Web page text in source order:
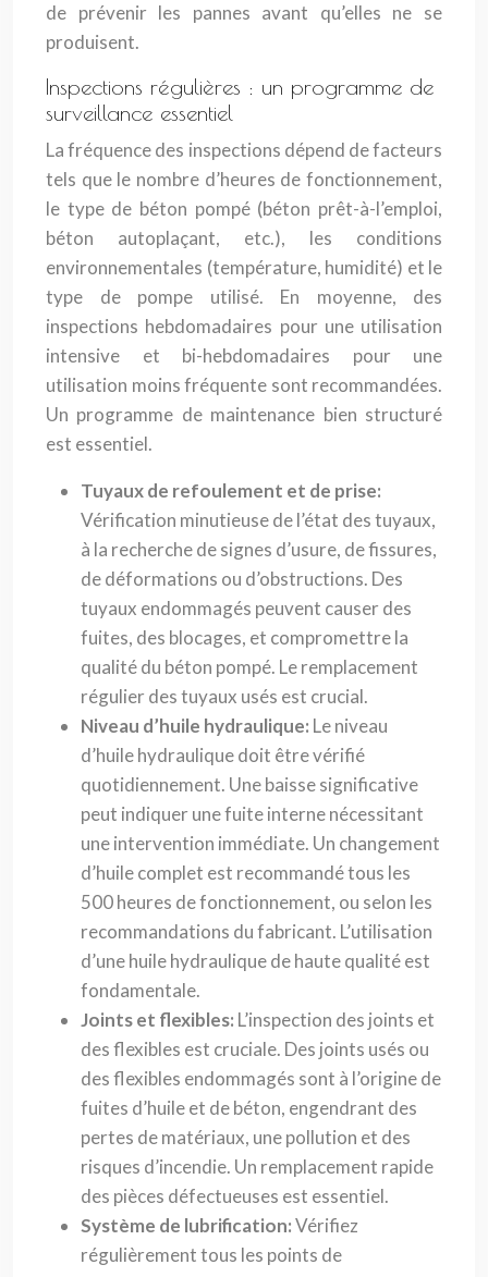
de prévenir les pannes avant qu’elles ne se
produisent.
Inspections régulières : un programme de
surveillance essentiel
La fréquence des inspections dépend de facteurs
tels que le nombre d’heures de fonctionnement,
le type de béton pompé (béton prêt-à-l’emploi,
béton autoplaçant, etc.), les conditions
environnementales (température, humidité) et le
type de pompe utilisé. En moyenne, des
inspections hebdomadaires pour une utilisation
intensive et bi-hebdomadaires pour une
utilisation moins fréquente sont recommandées.
Un programme de maintenance bien structuré
est essentiel.
Tuyaux de refoulement et de prise:
Vérification minutieuse de l’état des tuyaux,
à la recherche de signes d’usure, de fissures,
de déformations ou d’obstructions. Des
tuyaux endommagés peuvent causer des
fuites, des blocages, et compromettre la
qualité du béton pompé. Le remplacement
régulier des tuyaux usés est crucial.
Niveau d’huile hydraulique: Le niveau
d’huile hydraulique doit être vérifié
quotidiennement. Une baisse significative
peut indiquer une fuite interne nécessitant
une intervention immédiate. Un changement
d’huile complet est recommandé tous les
500 heures de fonctionnement, ou selon les
recommandations du fabricant. L’utilisation
d’une huile hydraulique de haute qualité est
fondamentale.
Joints et flexibles: L’inspection des joints et
des flexibles est cruciale. Des joints usés ou
des flexibles endommagés sont à l’origine de
fuites d’huile et de béton, engendrant des
pertes de matériaux, une pollution et des
risques d’incendie. Un remplacement rapide
des pièces défectueuses est essentiel.
Système de lubrification:Vérifiez
régulièrement tous les points de